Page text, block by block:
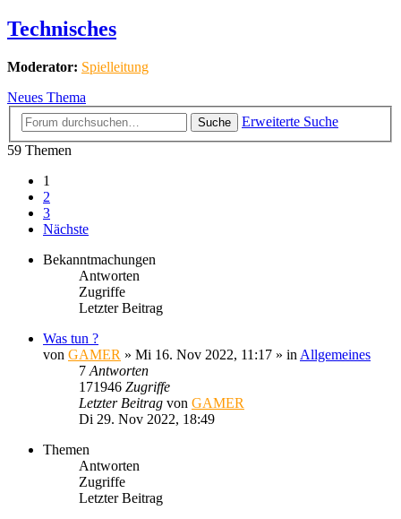
Technisches
Moderator: Spielleitung
Neues Thema
Suche
Erweiterte Suche
59 Themen
1
2
3
Nächste
Bekanntmachungen
Antworten
Zugriffe
Letzter Beitrag
Was tun ?
von GAMER » Mi 16. Nov 2022, 11:17 » in Allgemeines
7 Antworten
171946 Zugriffe
Letzter Beitrag von GAMER
Di 29. Nov 2022, 18:49
Themen
Antworten
Zugriffe
Letzter Beitrag